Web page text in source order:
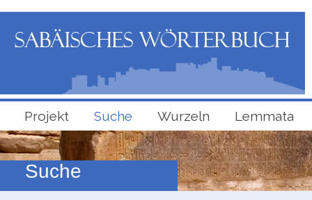
Projekt Suche Wurzeln Lemmata
Suche